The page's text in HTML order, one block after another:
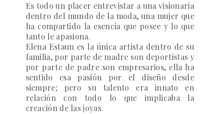
Es todo un placer entrevistar a una visionaria
dentro del mundo de la moda, una mujer que
ha compartido la esencia que posee y lo que
tanto le apasiona.
Elena Estaun es la única artista dentro de su
familia, por parte de madre son deportistas y
por parte de padre son empresarios, ella ha
sentido esa pasión por el diseño desde
siempre; pero su talento era innato en
relación con todo lo que implicaba la
creación de las joyas.